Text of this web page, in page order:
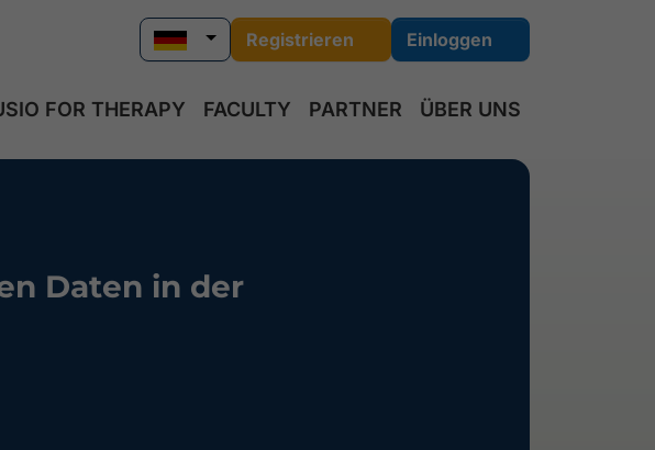
Registrieren Einloggen
FOR THERAPY FACULTY PARTNER ÜBER UNS
Daten in der